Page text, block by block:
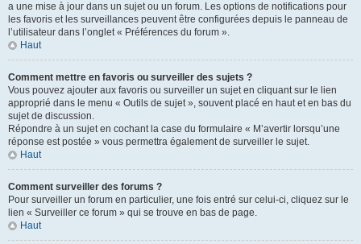
a une mise à jour dans un sujet ou un forum. Les options de notifications pour
les favoris et les surveillances peuvent être configurées depuis le panneau de
l’utilisateur dans l’onglet « Préférences du forum ».
Haut
Comment mettre en favoris ou surveiller des sujets ?
Vous pouvez ajouter aux favoris ou surveiller un sujet en cliquant sur le lien
approprié dans le menu « Outils de sujet », souvent placé en haut et en bas du
sujet de discussion.
Répondre à un sujet en cochant la case du formulaire « M’avertir lorsqu’une
réponse est postée » vous permettra également de surveiller le sujet.
Haut
Comment surveiller des forums ?
Pour surveiller un forum en particulier, une fois entré sur celui-ci, cliquez sur le
lien « Surveiller ce forum » qui se trouve en bas de page.
Haut